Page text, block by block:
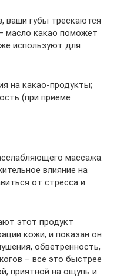
ваши губы трескаются
масло какао поможет
используют для
на какао-продукты;
(при приеме
массажа.
влияние на
от стресса и
этот продукт
кожи, и показан он
обветренность,
– все это быстрее
приятной на ощупь и